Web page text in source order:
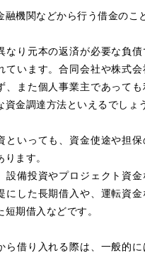
融機関などから行う借金のこ
なり元本の返済が必要な負
ています。合同会社や株式
、また個人事業主であって
資金調達方法といえるでしょ
といっても、資金使途や担
ます。
設備投資やプロジェクト資
にした長期借入や、運転資
短期借入などです。
ら借り入れる際は、一般的